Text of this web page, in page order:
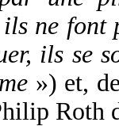
ne font
ils se
») et,
Roth